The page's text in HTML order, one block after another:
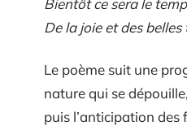
Bientôt ce sera le
De la joie et des belles
Le poème suit une
nature qui se
puis l’anticipation des